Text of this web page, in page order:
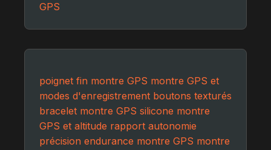
GPS
poignet fin montre GPS montre GPS et
modes d'enregistrement boutons texturés
bracelet montre GPS silicone montre
GPS et altitude rapport autonomie
précision endurance montre GPS montre